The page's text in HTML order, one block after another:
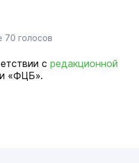
70 голосов
с редакционной
«ФЦБ».